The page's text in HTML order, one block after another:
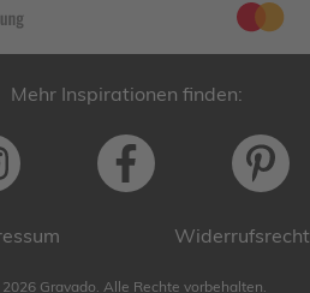
Mehr Inspirationen finden:
Widerrufsrecht
Gravado. Alle Rechte vorbehalten.